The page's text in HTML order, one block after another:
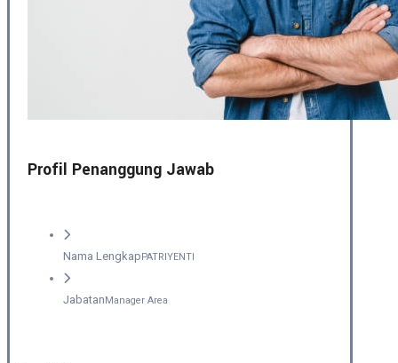
Profil Penanggung Jawab
Nama Lengkap PATRIYENTI
Jabatan Manager Area